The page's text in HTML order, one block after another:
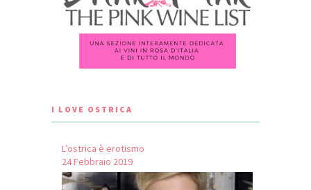
I LOVE OSTRICA
L’ostrica è erotismo
24 Febbraio 2019